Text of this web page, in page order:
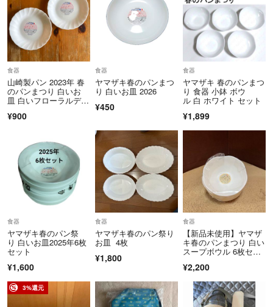
食器
山崎製パン 2023年 春
のパンまつり 白いお
皿 白いフローラルディ
¥900
食器
ヤマザキ春のパンまつ
り 白いお皿 2026
¥450
食器
ヤマザキ 春のパンまつ
り 食器 小鉢 ボウ
ル 白 ホワイト セット
¥1,899
食器
ヤマザキ春のパン祭
り 白いお皿2025年6枚
セット
¥1,600
食器
ヤマザキ春のパン祭り
お皿 4枚
¥1,800
食器
【新品未使用】ヤマザ
キ春のパンまつり 白い
スープボウル 6枚セッ
¥2,200
3%還元